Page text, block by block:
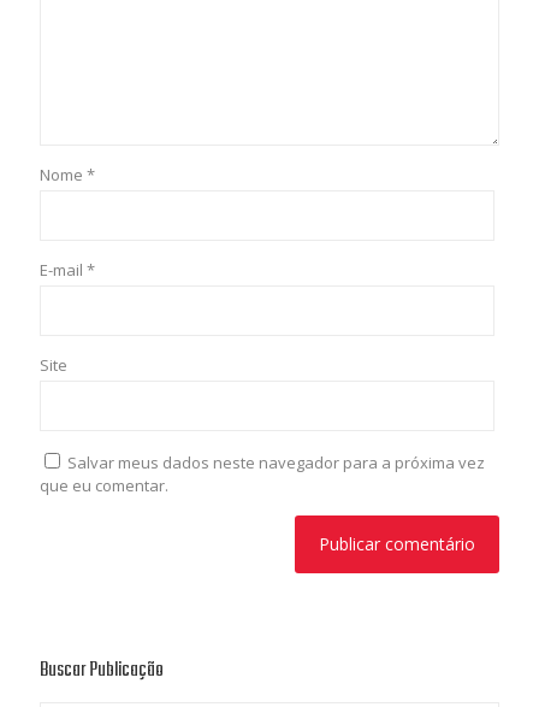
Nome *
E-mail *
Site
Salvar meus dados neste navegador para a próxima vez
que eu comentar.
Buscar Publicação